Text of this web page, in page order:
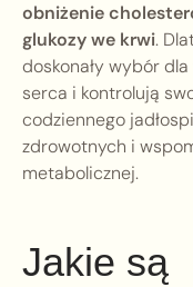
obniżenie
glukozy we krwi.
doskonały wybór
serca i kontrolują
codziennego
zdrowotnych i
metabolicznej.
Jakie są